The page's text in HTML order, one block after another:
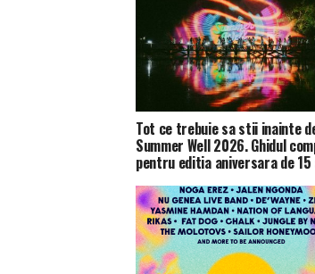
Tot ce trebuie sa stii inainte
Summer Well 2026. Ghidul
pentru editia aniversara de 15